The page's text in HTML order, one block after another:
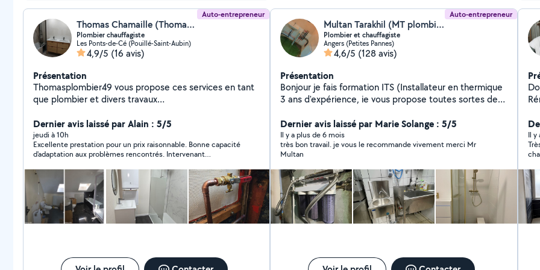
Auto-entrepreneur
Thomas Chamaille (Thomas Chamaille Plomberie)
Plombier chauffagiste
Les Ponts-de-Cé (Pouillé-Saint-Aubin)
4,9/5 (16 avis)
Présentation
Thomasplombier49 vous propose ces services en tant
que plombier et divers travaux
7j7 24h24 Assurance décennale
Dernier avis laissé par Alain : 5/5
jeudi à 10h
Excellente prestation pour un prix raisonnable. Bonne capacité
d'adaptation aux problèmes rencontrés. Intervenant
Auto-entrepreneur
Multan Tarakhil (MT plombières)
Plombier et chauffagiste
Angers (Petites Pannes)
4,6/5 (128 avis)
Présentation
Bonjour je fais formation ITS (Installateur en thermique
3 ans d'expérience, ie vous propose toutes sortes de
rénovation, dépannage, urgence ou conseils).
PLOMBIÈRE : Création et rénovation salle de bain -
Installation / Dépannage / Remplacement: - Chauffe-
Eau, groupe de sécurité - Meuble vasque - Robinetterie
- WC à poser ou Suspendu - Chasse d'eau - Douche à
l'italienne -Baignoire - Fuite Salle de bain, salle d'eau,
sanitaire, ballon d'eau chaude, dépannages Montages
de meubles Poser de tringles Fair peinture Posé de
tapisserie Cordialement
Dernier avis laissé par Marie Solange : 5/5
Il y a plus de 6 mois
très bon travail. je vous le recommande vivement merci Mr
Multan
?
Il y
Le